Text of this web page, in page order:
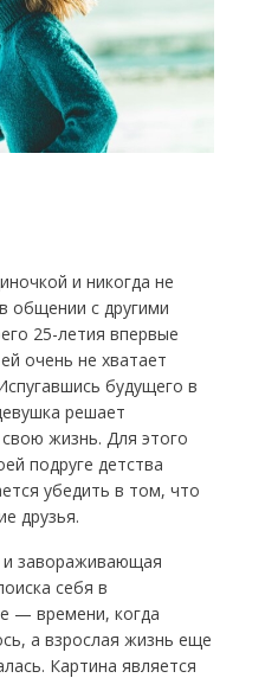
и никогда не
общении с другими
25-летия впервые
очень не хватает
будущего в
решает
жизнь. Для этого
подруге детства
убедить в том, что
друзья.
завораживающая
себя в
— времени, когда
а взрослая жизнь еще
Картина является